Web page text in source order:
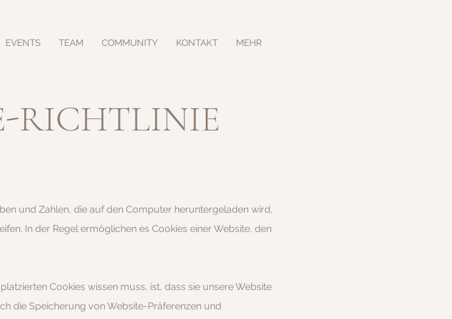
EVENTS TEAM COMMUNITY KONTAKT MEHR
RICHTLINIE
und Zahlen, die auf den Computer heruntergeladen wird,
In der Regel ermöglichen es Cookies einer Website, den
Cookies wissen muss, ist, dass sie unsere Website
die Speicherung von Website-Präferenzen und